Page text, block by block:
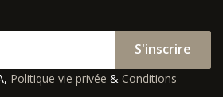
S'inscrire
Politique vie privée & Conditions